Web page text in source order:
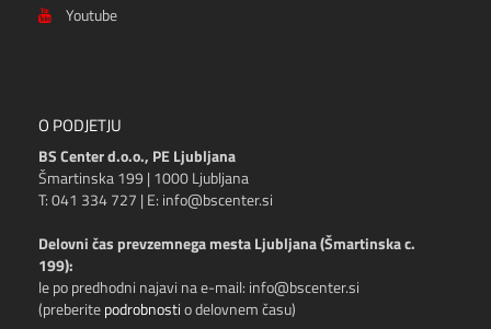
Youtube
O PODJETJU
BS Center d.o.o., PE Ljubljana
Šmartinska 199 | 1000 Ljubljana
T: 041 334 727 | E: info@bscenter.si
Delovni čas prevzemnega mesta Ljubljana (Šmartinska c.
199):
le po predhodni najavi na e-mail: info@bscenter.si
(preberitepodrobnostio delovnem času)